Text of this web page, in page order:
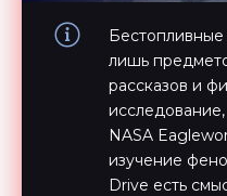
Бестопливные
лишь
рассказов и
NASA
изучение
Drive есть